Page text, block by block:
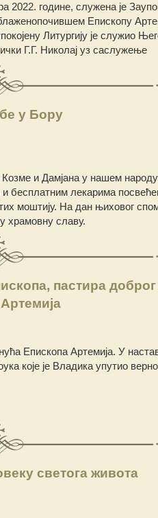
2022. године, служена је
Епископу
Литургију је служио
Г.Г. Николај уз саслужење
у Бору
и Дамјана у нашем народу
бесплатним лекарима
моштију. На дан њиховог
храмовну славу.
пастира доброг
Епископа Артемија. У
које је Владика упутио
светога живота